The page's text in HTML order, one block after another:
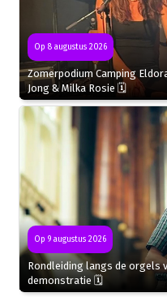
Op 8 augustus 2026
Zomerpodium Camping
Jong & Milka Rosie 🗓
Op 9 augustus 2026
Rondleiding langs de orgels
demonstratie 🗓